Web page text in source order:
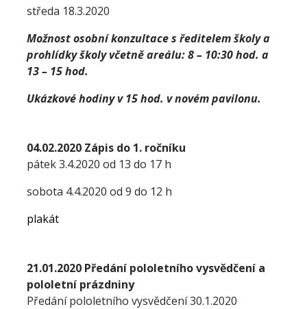
středa 18.3.2020
Možnost osobní konzultace s ředitelem školy a
prohlídky školy včetně areálu: 8 – 10:30 hod. a
13 – 15 hod.
Ukázkové hodiny v 15 hod. v novém pavilonu.
04.02.2020 Zápis do 1. ročníku
pátek 3.4.2020 od 13 do 17 h
sobota 4.4.2020 od 9 do 12 h
plakát
21.01.2020 Předání pololetního vysvědčení a
pololetní prázdniny
Předání pololetního vysvědčení 30.1.2020